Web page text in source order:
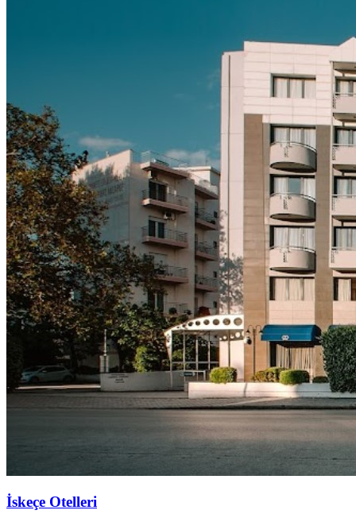
İskeçe Otelleri